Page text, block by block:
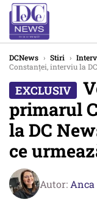
DCNews › Stiri ›
Constanței, interviu la
primarul
la DC
ce
Autor: